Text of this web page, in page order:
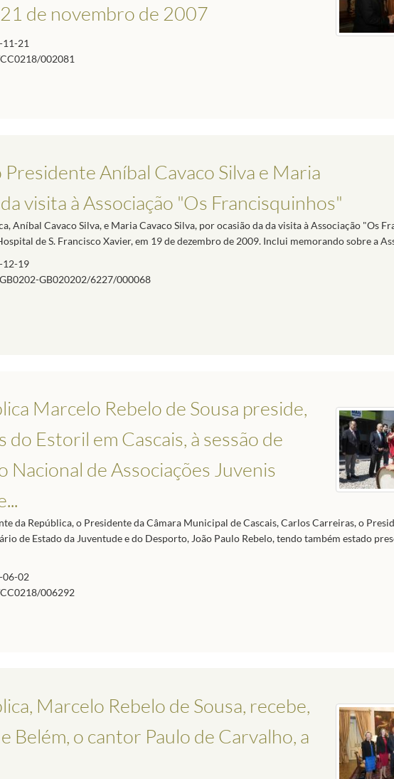
de novembro de 2007
21
002081
Aníbal Cavaco Silva e Maria
visita à Associação "Os Francisquinhos"
Aníbal Cavaco Silva, e Maria Cavaco Silva, por ocasião da da visita à Associação "Os
de S. Francisco Xavier, em 19 de dezembro de 2009. Inclui memorando sobre a
12-19
GB020202/6227/000068
Marcelo Rebelo de Sousa preside,
Estoril em Cascais, à sessão de
Nacional de Associações Juvenis
da República, o Presidente da Câmara Municipal de Cascais, Carlos Carreiras, o
de Estado da Juventude e do Desporto, João Paulo Rebelo, tendo também estado
06-02
006292
Marcelo Rebelo de Sousa, recebe,
Belém, o cantor Paulo de Carvalho, a